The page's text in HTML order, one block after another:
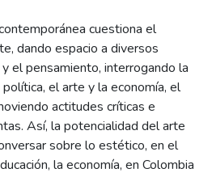
cuestiona el
dando espacio a diversos
el pensamiento, interrogando la
el arte y la economía, el
actitudes críticas e
Así, la potencialidad del arte
sobre lo estético, en el
la economía, en Colombia